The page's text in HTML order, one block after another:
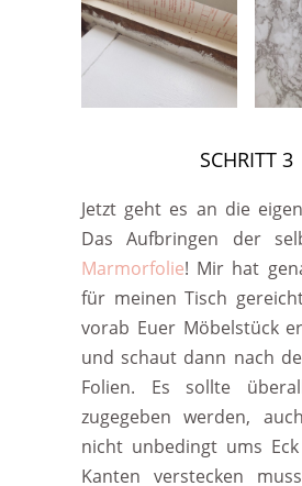
SCHRITT 3
Jetzt geht es an die
Das Aufbringen der
Marmorfolie! Mir hat
für meinen Tisch
vorab Euer Möbelstück
und schaut dann nach
Folien. Es sollte
zugegeben werden,
nicht unbedingt ums
Kanten verstecken